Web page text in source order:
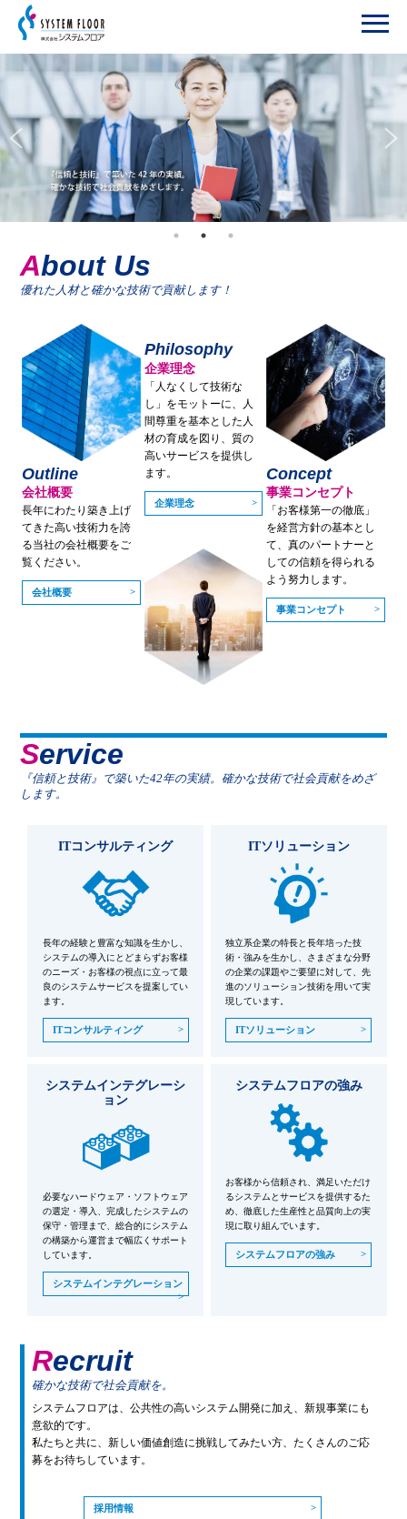
About Us
優れた人材と確かな技術で貢献します！
Outline
会社概要
長年にわたり築き上げ
てきた高い技術力を誇
る当社の会社概要をご
覧ください。
会社概要
Philosophy
企業理念
「人なくして技術な
し」をモットーに、人
間尊重を基本とした人
材の育成を図り、質の
高いサービスを提供し
ます。
企業理念
Concept
事業コンセプト
「お客様第一の徹底」
を経営方針の基本とし
て、真のパートナーと
しての信頼を得られる
よう努力します。
事業コンセプト
Service
『信頼と技術』で築いた42年の実績。確かな技術で社会貢献をめざ
します。
ITコンサルティング
長年の経験と豊富な知識を生かし、
システムの導入にとどまらずお客様
のニーズ・お客様の視点に立って最
良のシステムサービスを提案してい
ます。
ITコンサルティング
ITソリューション
独立系企業の特長と長年培った技
術・強みを生かし、さまざまな分野
の企業の課題やご要望に対して、先
進のソリューション技術を用いて実
現しています。
ITソリューション
システムインテグレーシ
ョン
必要なハードウェア・ソフトウェア
の選定・導入、完成したシステムの
保守・管理まで、総合的にシステム
の構築から運営まで幅広くサポート
しています。
システムインテグレーション
システムフロアの強み
お客様から信頼され、満足いただけ
るシステムとサービスを提供するた
め、徹底した生産性と品質向上の実
現に取り組んでいます。
システムフロアの強み
Recruit
確かな技術で社会貢献を。
システムフロアは、公共性の高いシステム開発に加え、新規事業にも
意欲的です。
私たちと共に、新しい価値創造に挑戦してみたい方、たくさんのご応
募をお待ちしています。
採用情報